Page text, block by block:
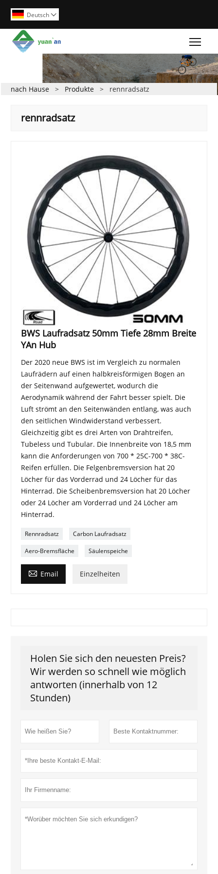
Deutsch 
nach Hause > Produkte > rennradsatz
rennradsatz
BWS Laufradsatz 50mm Tiefe 28mm Breite
YAn Hub
Der 2020 neue BWS ist im Vergleich zu normalen
Laufrädern auf einen halbkreisförmigen Bogen an
der Seitenwand aufgewertet, wodurch die
Aerodynamik während der Fahrt besser spielt. Die
Luft strömt an den Seitenwänden entlang, was auch
den seitlichen Windwiderstand verbessert.
Gleichzeitig gibt es drei Arten von Drahtreifen,
Tubeless und Tubular. Die Innenbreite von 18,5 mm
kann die Anforderungen von 700 * 25C-700 * 38C-
Reifen erfüllen. Die Felgenbremsversion hat 20
Löcher für das Vorderrad und 24 Löcher für das
Hinterrad. Die Scheibenbremsversion hat 20 Löcher
oder 24 Löcher am Vorderrad und 24 Löcher am
Hinterrad.
Rennradsatz Carbon Laufradsatz
Aero-Bremsfläche Säulenspeiche
 Email Einzelheiten
Holen Sie sich den neuesten Preis?
Wir werden so schnell wie möglich
antworten (innerhalb von 12
Stunden)